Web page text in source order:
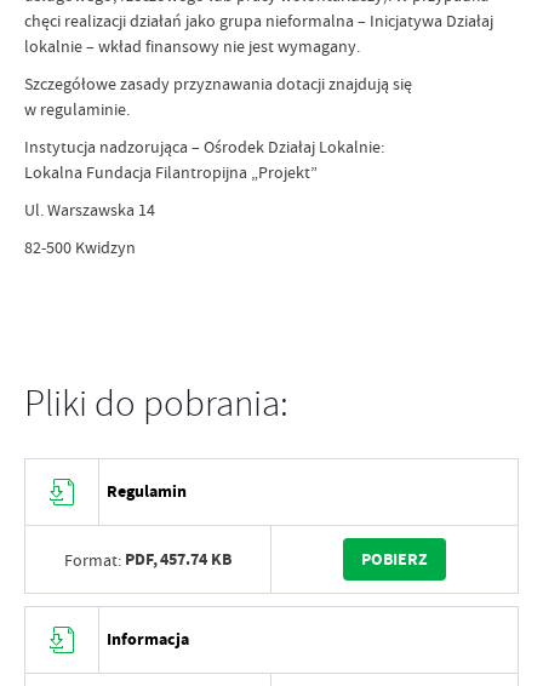
chęci realizacji działań jako grupa nieformalna – Inicjatywa Działaj
lokalnie – wkład finansowy nie jest wymagany.
Szczegółowe zasady przyznawania dotacji znajdują się
w regulaminie.
Instytucja nadzorująca – Ośrodek Działaj Lokalnie:
Lokalna Fundacja Filantropijna „Projekt”
Ul. Warszawska 14
82-500 Kwidzyn
Pliki do pobrania:
Regulamin
Format: PDF,457.74 KB POBIERZ
Informacja